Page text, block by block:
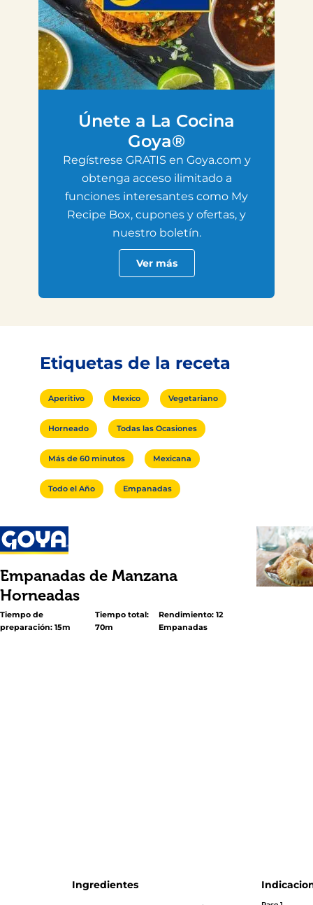
Únete a La Cocina
Goya®
Regístrese GRATIS en Goya.com y
obtenga acceso ilimitado a
funciones interesantes como My
Recipe Box, cupones y ofertas, y
nuestro boletín.
Ver más
Etiquetas de la receta
Aperitivo Mexico Vegetariano
Horneado Todas las Ocasiones
Más de 60 minutos Mexicana
Todo el Año Empanadas
Empanadas de Manzana
Horneadas
Tiempo de
preparación: 15m
Tiempo total:
70m
Rendimiento: 12
Empanadas
Ingredientes